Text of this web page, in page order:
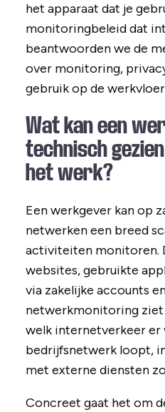
het apparaat dat je
monitoringbeleid dat
beantwoorden we de
over monitoring,
gebruik op de
Wat kan een
technisch
het werk?
Een werkgever kan op
netwerken een breed
activiteiten monitoren.
websites, gebruikte
via zakelijke accounts
netwerkmonitoring
welk internetverkeer er
bedrijfsnetwerk loopt,
met externe diensten
Concreet gaat het om